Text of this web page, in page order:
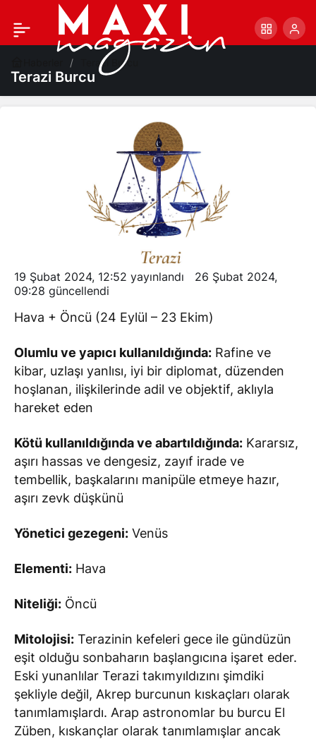
Terazi Burcu
Terazi Burcu
19 Şubat 2024, 12:52 yayınlandı
26 Şubat 2024,
09:28 güncellendi
Hava + Öncü (24 Eylül – 23 Ekim)
Olumlu ve yapıcı kullanıldığında: Rafine ve
kibar, uzlaşı yanlısı, iyi bir diplomat, düzenden
hoşlanan, ilişkilerinde adil ve objektif, aklıyla
hareket eden
Kötü kullanıldığında ve abartıldığında: Kararsız,
aşırı hassas ve dengesiz, zayıf irade ve
tembellik, başkalarını manipüle etmeye hazır,
aşırı zevk düşkünü
Yönetici gezegeni: Venüs
Elementi: Hava
Niteliği: Öncü
Mitolojisi: Terazinin kefeleri gece ile gündüzün
eşit olduğu sonbaharın başlangıcına işaret eder.
Eski yunanlılar Terazi takımyıldızını şimdiki
şekliyle değil, Akrep burcunun kıskaçları olarak
tanımlamışlardı. Arap astronomlar bu burcu El
Züben, kıskançlar olarak tanımlamışlar ancak